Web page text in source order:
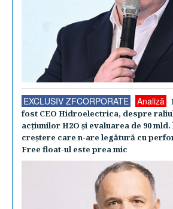
EXCLUSIV ZFCORPORATE Analiză
fost CEO Hidroelectrica, despre
acţiunilor H2O şi evaluarea de 90 mld.
creştere care n-are legătură cu
Free float-ul este prea mic